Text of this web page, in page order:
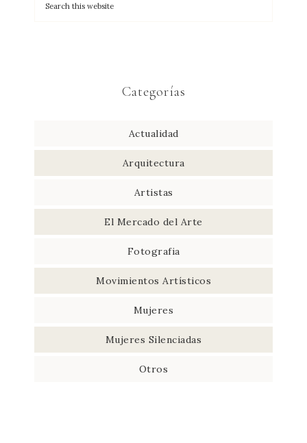
Categorías
Actualidad
Arquitectura
Artistas
El Mercado del Arte
Fotografia
Movimientos Artísticos
Mujeres
Mujeres Silenciadas
Otros